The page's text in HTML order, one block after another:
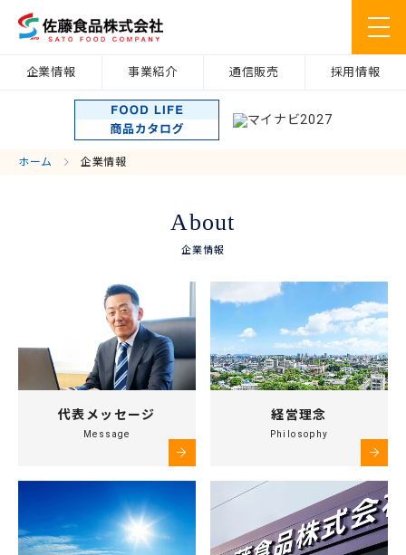
企業情報 事業紹介 通信販売 採用情報
ホーム 企業情報
About
企業情報
代表メッセージ
Message
経営理念
Philosophy